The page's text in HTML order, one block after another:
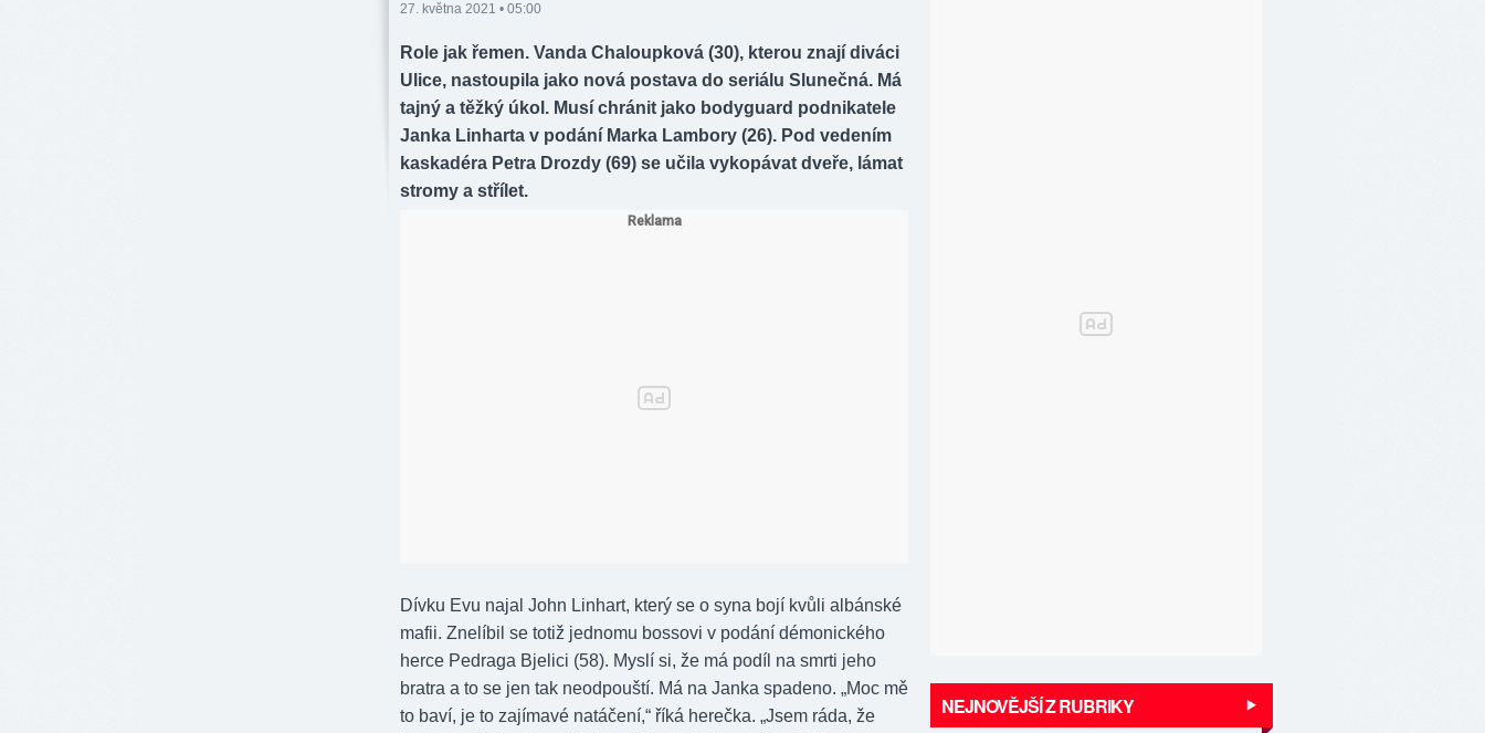
27. května 2021 • 05:00
Role jak řemen. Vanda Chaloupková (30), kterou znají diváci
Ulice, nastoupila jako nová postava do seriálu Slunečná. Má
tajný a těžký úkol. Musí chránit jako bodyguard podnikatele
Janka Linharta v podání Marka Lambory (26). Pod vedením
kaskadéra Petra Drozdy (69) se učila vykopávat dveře, lámat
stromy a střílet.
Dívku Evu najal John Linhart, který se o syna bojí kvůli albánské
mafii. Znelíbil se totiž jednomu bossovi v podání démonického
herce Pedraga Bjelici (58). Myslí si, že má podíl na smrti jeho
bratra a to se jen tak neodpouští. Má na Janka spadeno. „Moc mě
to baví, je to zajímavé natáčení,“ říká herečka. „Jsem ráda, že
NEJNOVĚJŠÍ Z RUBRIKY